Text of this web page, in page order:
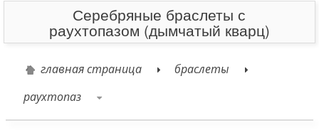
Серебряные браслеты с
раухтопазом (дымчатый кварц)
главная страница
браслеты
раухтопаз